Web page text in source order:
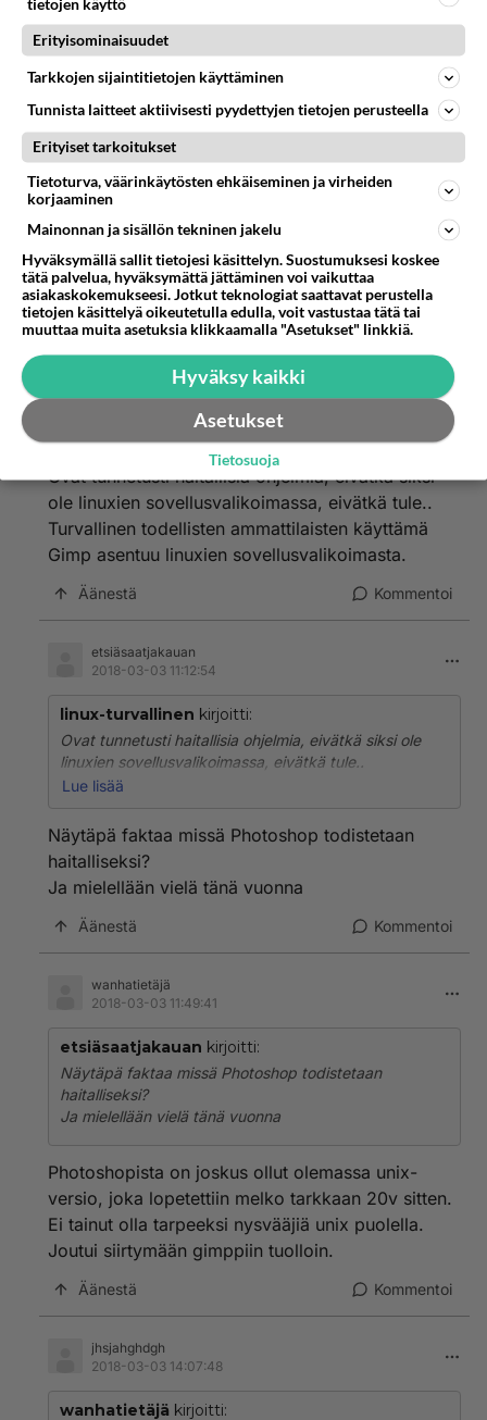
linux-turvallinen
2018-02-26 09:06:24
missäsyykirjoitti:
"Photoshop on ammattilaistenkin käyttämä ja paras
oikea ohjelma."
Onkin mielenkiintoinen seikka, ettei näitä "messias"
ohjelmistoja kuten Photoshop, Pro Tools , Follaut 4 jne,
saa linuxeille. Mikä mahtaa olla syy?
Ovat tunnetusti haitallisia ohjelmia, eivätkä siksi
ole linuxien sovellusvalikoimassa, eivätkä tule..
Turvallinen todellisten ammattilaisten käyttämä
Gimp asentuu linuxien sovellusvalikoimasta.
Äänestä Kommentoi
etsiäsaatjakauan
2018-03-03 11:12:54
linux-turvallinen kirjoitti:
Ovat tunnetusti haitallisia ohjelmia, eivätkä siksi ole
linuxien sovellusvalikoimassa, eivätkä tule..
Turvallinen todellisten ammattilaisten käyttämä Gimp
Lue lisää
Näytäpä faktaa missä Photoshop todistetaan
haitalliseksi?
Ja mielellään vielä tänä vuonna
Äänestä Kommentoi
wanhatietäjä
2018-03-03 11:49:41
etsiäsaatjakauan kirjoitti:
Näytäpä faktaa missä Photoshop todistetaan
haitalliseksi?
Ja mielellään vielä tänä vuonna
Photoshopista on joskus ollut olemassa unix-
versio, joka lopetettiin melko tarkkaan 20v sitten.
Ei tainut olla tarpeeksi nysvääjiä unix puolella.
Joutui siirtymään gimppiin tuolloin.
Äänestä Kommentoi
jhsjahghdgh
2018-03-03 14:07:48
wanhatietäjä kirjoitti:
tietojen käyttö
Erityisominaisuudet
Tarkkojen sijaintitietojen käyttäminen
Tunnista laitteet aktiivisesti pyydettyjen tietojen perusteella
Erityiset tarkoitukset
Tietoturva, väärinkäytösten ehkäiseminen ja virheiden
korjaaminen
Mainonnan ja sisällön tekninen jakelu
Hyväksymällä sallit tietojesi käsittelyn. Suostumuksesi koskee
tätä palvelua, hyväksymättä jättäminen voi vaikuttaa
asiakaskokemukseesi. Jotkut teknologiat saattavat perustella
tietojen käsittelyä oikeutetulla edulla, voit vastustaa tätä tai
muuttaa muita asetuksia klikkaamalla "Asetukset" linkkiä.
Hyväksy kaikki
Asetukset
Tietosuoja